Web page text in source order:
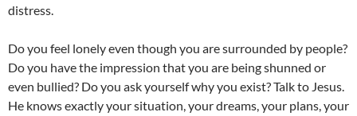
distress.
Do you feel lonely even though you are surrounded by people?
Do you have the impression that you are being shunned or
even bullied? Do you ask yourself why you exist? Talk to Jesus.
He knows exactly your situation, your dreams, your plans, your